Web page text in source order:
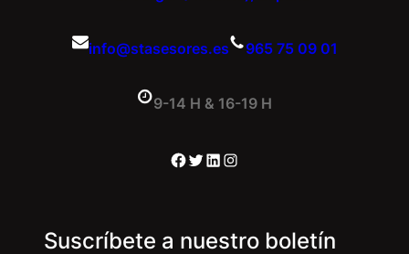
info@stasesores.es 965 75 09 01
9-14 H & 16-19 H
Facebook Twitter LinkedIn Instagram
Suscríbete a nuestro boletín